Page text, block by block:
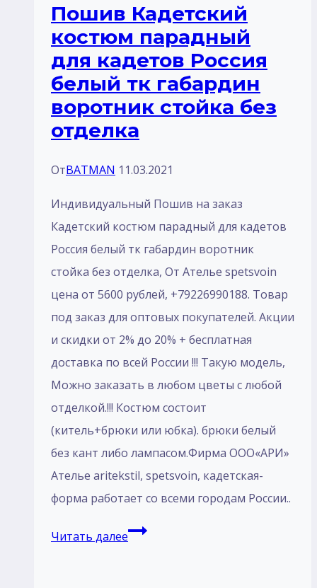
Пошив Кадетский
костюм парадный
для кадетов Россия
белый тк габардин
воротник стойка без
отделка
ОтBATMAN 11.03.2021
Индивидуальный Пошив на заказ
Кадетский костюм парадный для кадетов
Россия белый тк габардин воротник
стойка без отделка, От Ателье spetsvoin
цена от 5600 рублей, +79226990188. Товар
под заказ для оптовых покупателей. Акции
и скидки от 2% до 20% + бесплатная
доставка по всей России !!! Такую модель,
Mожно заказать в любом цветы с любой
отделкой.!!! Костюм состоит
(китель+брюки или юбка). брюки белый
без кант либо лампасом.Фирма ООО«АРИ»
Ателье aritekstil, spetsvoin, кадетская-
форма работает со всеми городам России..
Читать далееПошив